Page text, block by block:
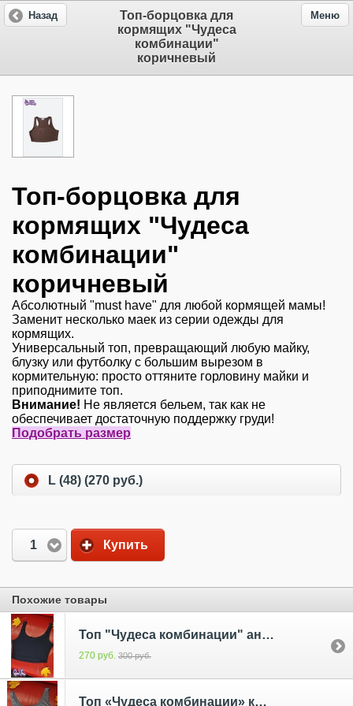
Топ-борцовка для
кормящих "Чудеса
комбинации"
коричневый
Назад Меню
Топ-борцовка для
кормящих "Чудеса
комбинации"
коричневый
Абсолютный "must have" для любой кормящей мамы!
Заменит несколько маек из серии одежды для
кормящих.
Универсальный топ, превращающий любую майку,
блузку или футболку с большим вырезом в
кормительную: просто оттяните горловину майки и
приподнимите топ.
Внимание! Не является бельем, так как не
обеспечивает достаточную поддержку груди!
Подобрать размер
L (48) (270 руб.)
1 Купить
Похожие товары
Топ "Чудеса комбинации" антрацит
270 руб. 300 руб.
Топ «Чудеса комбинации» коричневый